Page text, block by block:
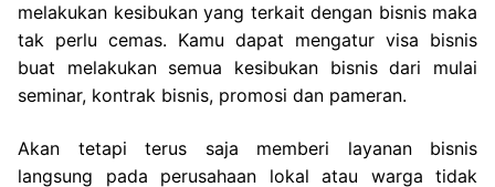
melakukan kesibukan yang terkait dengan bisnis maka
tak perlu cemas. Kamu dapat mengatur visa bisnis
buat melakukan semua kesibukan bisnis dari mulai
seminar, kontrak bisnis, promosi dan pameran.
Akan tetapi terus saja memberi layanan bisnis
langsung pada perusahaan lokal atau warga tidak